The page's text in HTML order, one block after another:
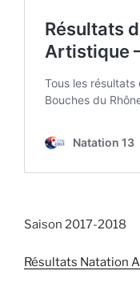
Saison 2017-2018
Résultats Natation